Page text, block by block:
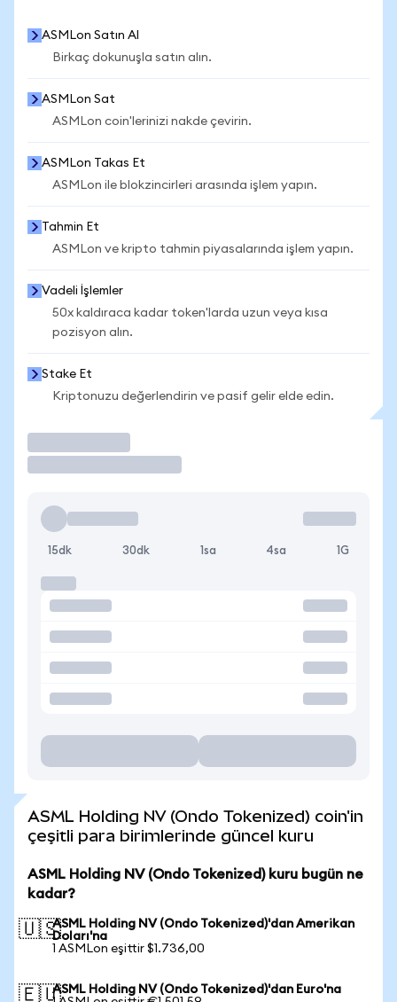
ASMLon Satın Al
Birkaç dokunuşla satın alın.
ASMLon Sat
ASMLon coin'lerinizi nakde çevirin.
ASMLon Takas Et
ASMLon ile blokzincirleri arasında işlem yapın.
Tahmin Et
ASMLon ve kripto tahmin piyasalarında işlem yapın.
Vadeli İşlemler
50x kaldıraca kadar token'larda uzun veya kısa
pozisyon alın.
Stake Et
Kriptonuzu değerlendirin ve pasif gelir elde edin.
15dk 30dk 1sa 4sa 1G
ASML Holding NV (Ondo Tokenized) coin'in
çeşitli para birimlerinde güncel kuru
ASML Holding NV (Ondo Tokenized) kuru bugün ne
kadar?
🇺🇸ASML Holding NV (Ondo Tokenized)'dan Amerikan
Doları'na
1 ASMLon eşittir $1.736,00
🇪🇺ASML Holding NV (Ondo Tokenized)'dan Euro'na